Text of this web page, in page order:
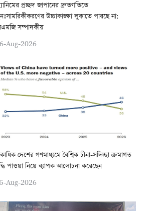
প্রচ্ছদ জাপানের দ্রুতগতিতে
উচ্চাকাঙ্ক্ষা লুকাতে পারছে না:
সম্পাদকীয়
Aug-2026
দেশের গণমাধ্যমে বৈশ্বিক চীনা-সদিচ্ছা ক্রমাগত
পাওয়া নিয়ে ব্যাপক আলোচনা করেছেন
Aug-2026